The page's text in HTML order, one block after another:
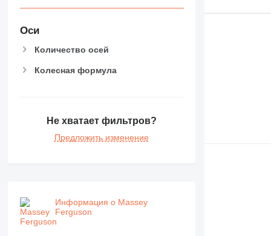
PM
Оси
Количество осей
Колесная формула
Не хватает фильтров?
Предложить изменение
Информация о Massey
Ferguson